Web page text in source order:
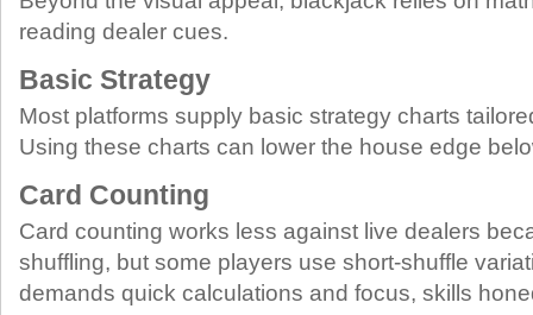
reading dealer cues.
Basic Strategy
Most platforms supply basic strategy charts
Using these charts can lower the house edge
Card Counting
Card counting works less against live dealers
shuffling, but some players use short‑shuffle
demands quick calculations and focus, skills